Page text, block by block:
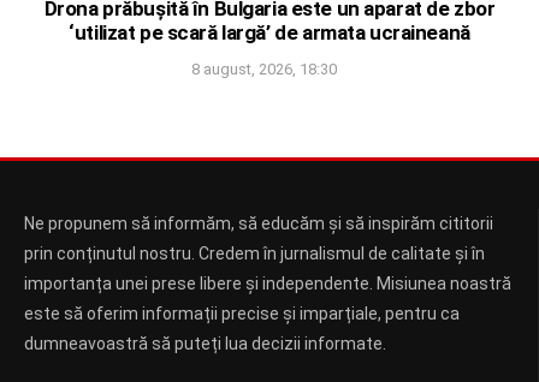
Drona prăbușită în Bulgaria este un aparat de zbor
‘utilizat pe scară largă’ de armata ucraineană
8 august, 2026, 18:30
Ne propunem să informăm, să educăm și să inspirăm cititorii
prin conținutul nostru. Credem în jurnalismul de calitate și în
importanța unei prese libere și independente. Misiunea noastră
este să oferim informații precise și imparțiale, pentru ca
dumneavoastră să puteți lua decizii informate.